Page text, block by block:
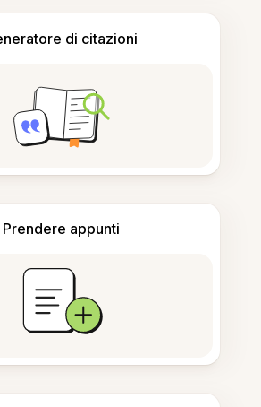
di citazioni
Prendere appunti